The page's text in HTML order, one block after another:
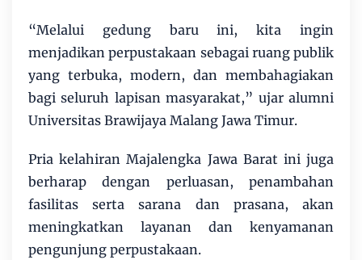
“Melalui gedung baru ini, kita ingin
menjadikan perpustakaan sebagai ruang publik
yang terbuka, modern, dan membahagiakan
bagi seluruh lapisan masyarakat,” ujar alumni
Universitas Brawijaya Malang Jawa Timur.
Pria kelahiran Majalengka Jawa Barat ini juga
berharap dengan perluasan, penambahan
fasilitas serta sarana dan prasana, akan
meningkatkan layanan dan kenyamanan
pengunjung perpustakaan.